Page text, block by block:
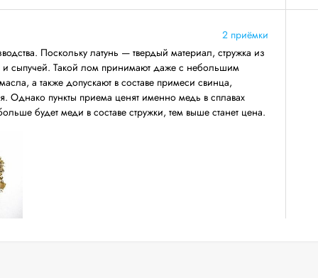
2 приёмки
Поскольку латунь — твердый материал, стружка из
и сыпучей. Такой лом принимают даже с небольшим
а также допускают в составе примеси свинца,
Однако пункты приема ценят именно медь в сплавах
будет меди в составе стружки, тем выше станет цена.